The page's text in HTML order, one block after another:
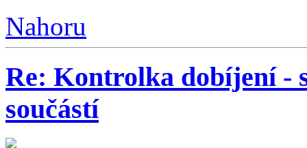
Nahoru
Re: Kontrolka dobíjení -
součástí